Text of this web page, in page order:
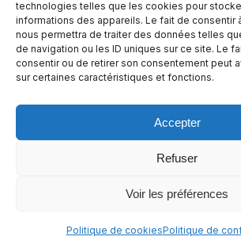
technologies telles que les cookies pour
informations des appareils. Le fait de consentir
nous permettra de traiter des données telles
de navigation ou les ID uniques sur ce site. Le
consentir ou de retirer son consentement peut
sur certaines caractéristiques et fonctions.
Accepter
Refuser
Voir les préférences
Politique de cookiesPolitique de
Mentions légales
Politique de confidentialité
Politique de cookies